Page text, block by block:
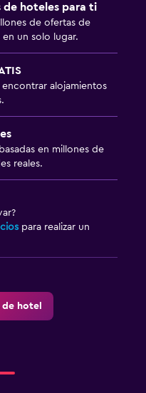
de hoteles para ti
de ofertas de
un solo lugar.
alojamientos
en millones de
reales.
para realizar un
de hotel